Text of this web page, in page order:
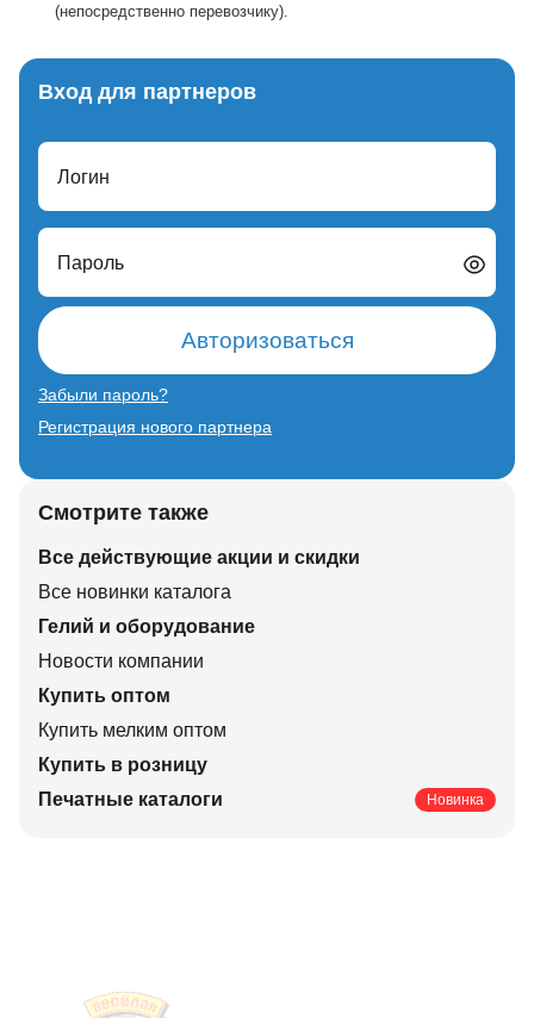
(непосредственно перевозчику).
Вход для партнеров
Логин
Пароль
Авторизоваться
Забыли пароль?
Регистрация нового партнера
Смотрите также
Все действующие акции и скидки
Все новинки каталога
Гелий и оборудование
Новости компании
Купить оптом
Купить мелким оптом
Купить в розницу
Печатные каталоги
Новинка